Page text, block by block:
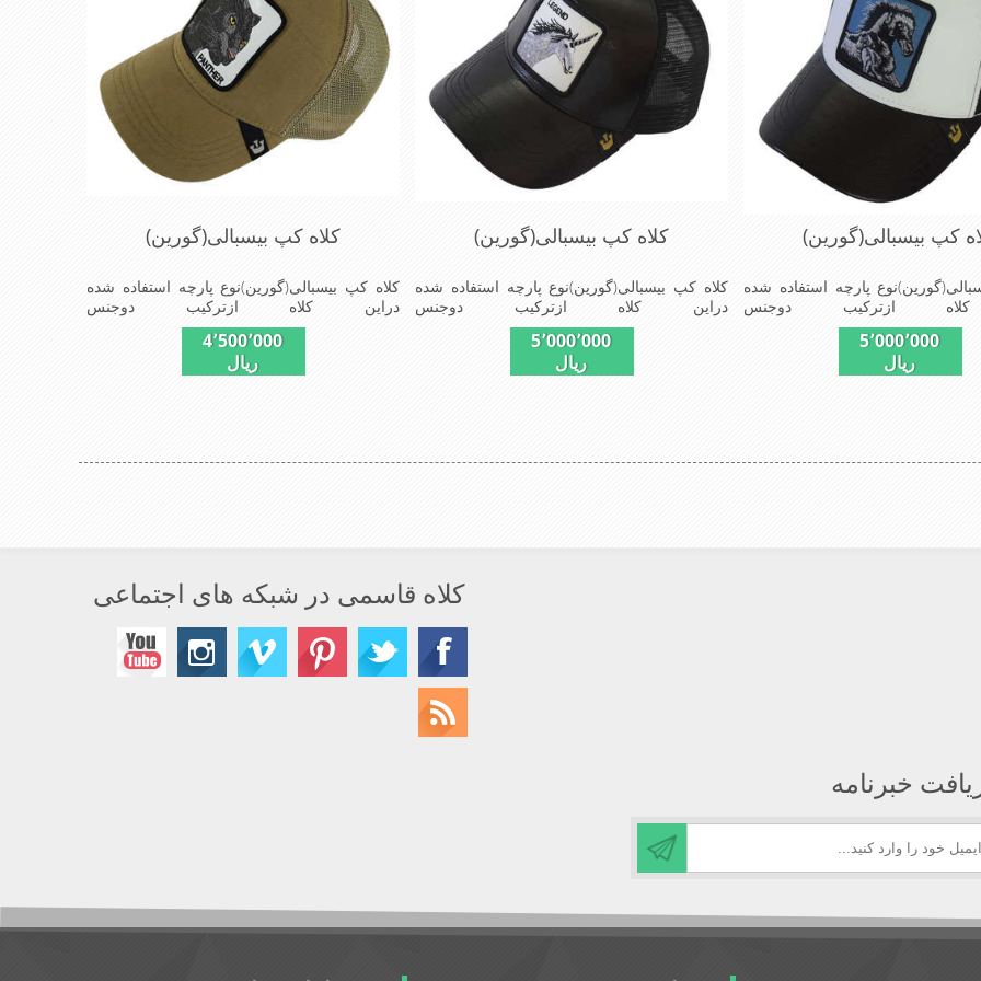
کپ بیسبالی(گورین)
پارچه استفاده شده
ازترکیب دوجنس
که با بندگیرپشت کلاه
ازسایز56الی60قابل استفاده است ونقاب که
شکل ازکلاه است شیک و مناسب
5٬000٬000
ریال
کلاه کپ بیسبالی(گورین)
کلاه کپ بیسبالی(گورین)نوع پارچه استفاده شده
دراین کلاه ازترکیب دوجنس
چرم(مصنویی)وپلیستراست که با بندگیرپشت کلاه
ازسایز56الی60قابل استفاده است ونقاب که
مناسب این شکل ازکلاه است شیک و مناسب
5٬000٬000
ریال
کلاه کپ بیسبالی(گورین)
کلاه کپ بیسبالی(گورین)نوع پارچه استفاده شده
دراین کلاه ازترکیب دوجنس
کتان(پنبه)وپلیستراست که با بندگیرپشت کلاه
ازسایز56الی60قابل استفاده است ونقاب که
مناسب این شکل ازکلاه است شیک و مناسب
4٬500٬000
ریال
کلاه قاسمی در شبکه های اجتماعی
خبرنامه